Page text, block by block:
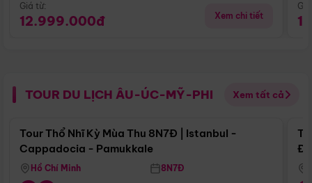
Giá từ:
12.999.000đ Xem chi tiết
TOUR DU LỊCH ÂU-ÚC-MỸ-PHI Xem tất cả
Điểm nổi bật
Tour Thổ Nhĩ Kỳ Mùa Thu 8N7Đ | Istanbul -
Cappadocia - Pamukkale
Hồ Chí Minh 8N7Đ